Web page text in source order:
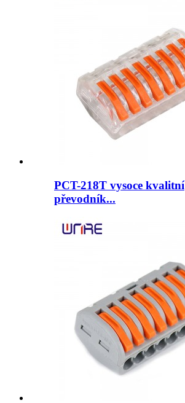
PCT-218T vysoce kvalitní
převodník...